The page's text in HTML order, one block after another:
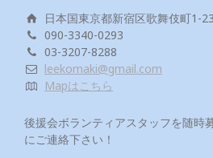
日本国東京都新宿区歌舞伎町1-
090-3340-0293
03-3207-8288
leekomaki@gmail.com
Mapはこちら
後援会ボランティアスタッフを随時
にご連絡下さい！